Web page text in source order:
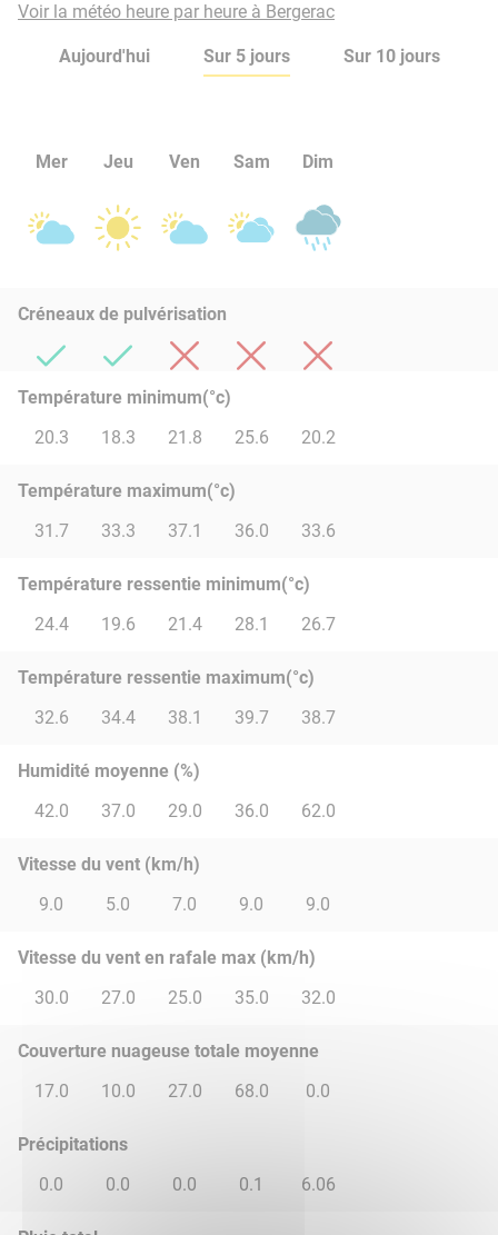
Voir la météo heure par heure à Bergerac
Aujourd'hui Sur 5 jours Sur 10 jours
Mer Jeu Ven Sam Dim
Créneaux de pulvérisation
Température minimum(°c)
20.3
18.3 21.8 25.6 20.2
Température maximum(°c)
31.7
33.3 37.1 36.0 33.6
Température ressentie minimum(°c)
24.4
19.6 21.4 28.1 26.7
Température ressentie maximum(°c)
32.6
34.4 38.1 39.7 38.7
Humidité moyenne (%)
42.0
37.0 29.0 36.0 62.0
Vitesse du vent (km/h)
9.0
5.0 7.0 9.0 9.0
Vitesse du vent en rafale max (km/h)
30.0
27.0 25.0 35.0 32.0
Couverture nuageuse totale moyenne
17.0
10.0 27.0 68.0 0.0
Précipitations
0.0
0.0 0.0 0.1 6.06